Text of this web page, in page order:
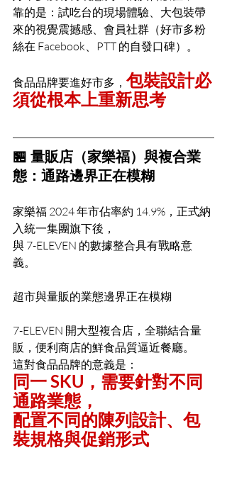
靠的是：試吃台的現場體驗、大包裝帶
來的視覺震撼感、會員社群（好市多粉
絲在 Facebook、PTT 的自發口碑）。
食品品牌要進好市多， 包裝設計必
須從根本上重新思考
🏪 量販店（家樂福）與複合業
態：通路邊界正在模糊
家樂福 2024 年市佔率約 14.9%，正式納
入統一集團旗下後，
與 7-ELEVEN 的數據整合具有戰略意
義。
超市與量販的業態邊界正在模糊
7-ELEVEN 開大型複合店，全聯結合量
販，便利商店的鮮食品質逼近餐廳。
這對食品品牌的意義是：
同一 SKU，需要針對不同
通路業態，
配置不同的陳列設計、包
裝規格與促銷形式